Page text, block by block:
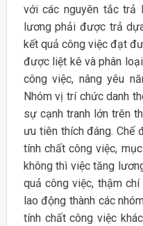
với các nguyên tắc trả
lương phải được trả
kết quả công việc đạt
được liệt kê và phân
công việc, nâng yêu
Nhóm vị trí chức danh
sự cạnh tranh lớn trên
ưu tiên thích đáng. Chế
tính chất công việc,
không thì việc tăng
quả công việc, thậm
lao động thành các
tính chất công việc